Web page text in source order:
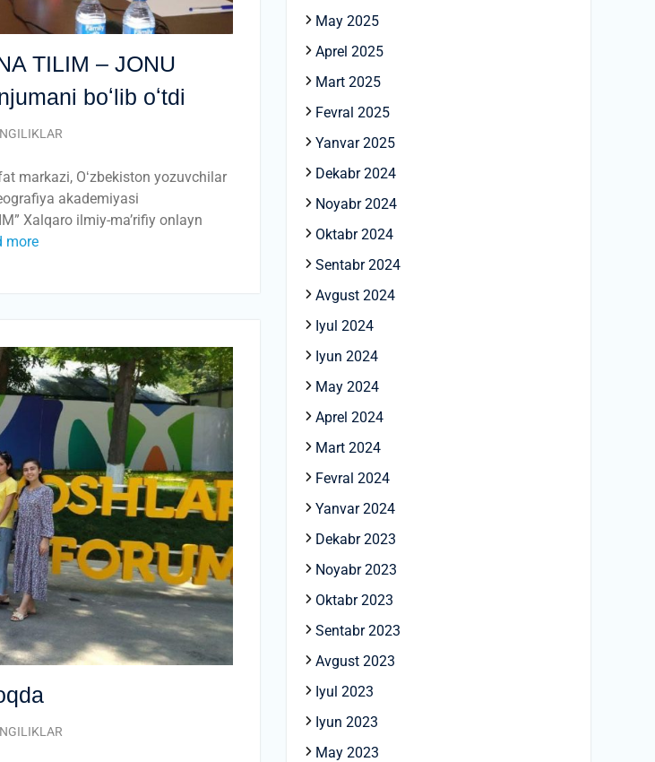
TILIM – JONU
boʻlib oʻtdi
markazi, Oʻzbekiston yozuvchilar
akademiyasi
Xalqaro ilmiy-maʼrifiy onlayn
more
May 2025
Aprel 2025
Mart 2025
Fevral 2025
Yanvar 2025
Dekabr 2024
Noyabr 2024
Oktabr 2024
Sentabr 2024
Avgust 2024
Iyul 2024
Iyun 2024
May 2024
Aprel 2024
Mart 2024
Fevral 2024
Yanvar 2024
Dekabr 2023
Noyabr 2023
Oktabr 2023
Sentabr 2023
Avgust 2023
Iyul 2023
Iyun 2023
May 2023